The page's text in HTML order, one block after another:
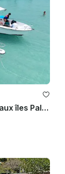
Visites privées ~ Plongée en apnée aux îles Palomino et Icacos - Pursuit 28'